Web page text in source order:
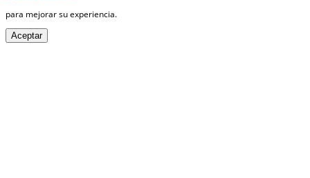
para mejorar su experiencia.
Aceptar